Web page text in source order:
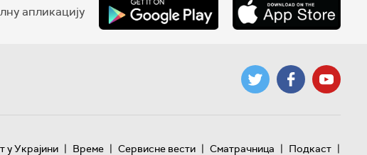
апликацију
у Украјини | Време | Сервисне вести | Сматрачница | Подкаст |